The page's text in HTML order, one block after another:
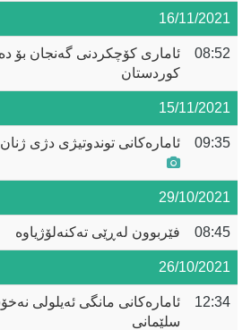
16/11/2021
08:52
ئاماری کۆچکردنی گەنجان بۆ
کوردستان
15/11/2021
09:35 ئامارەکانی توندوتیژی دژی
29/10/2021
08:45 فێربوون لەڕێی تەکنەلۆژیاوە
26/10/2021
12:34
ئامارەکانی مانگی ئەیلولی
سلێمانی